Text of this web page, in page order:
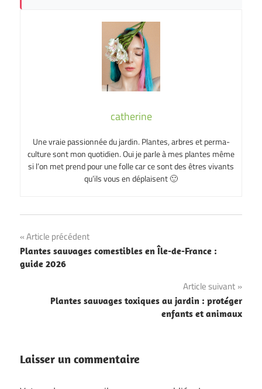
catherine
Une vraie passionnée du jardin. Plantes, arbres et perma-
culture sont mon quotidien. Oui je parle à mes plantes même
si l’on met prend pour une folle car ce sont des êtres vivants
qu’ils vous en déplaisent 🙂
Navigation
de
Article précédent
Plantes sauvages comestibles en Île-de-France :
guide 2026
Article suivant
Plantes sauvages toxiques au jardin : protéger
enfants et animaux
Laisser un commentaire